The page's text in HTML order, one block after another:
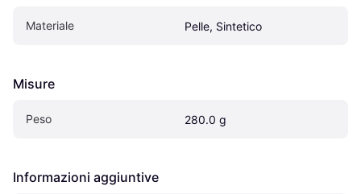
Materiale Pelle, Sintetico
Misure
Peso 280.0 g
Informazioni aggiuntive